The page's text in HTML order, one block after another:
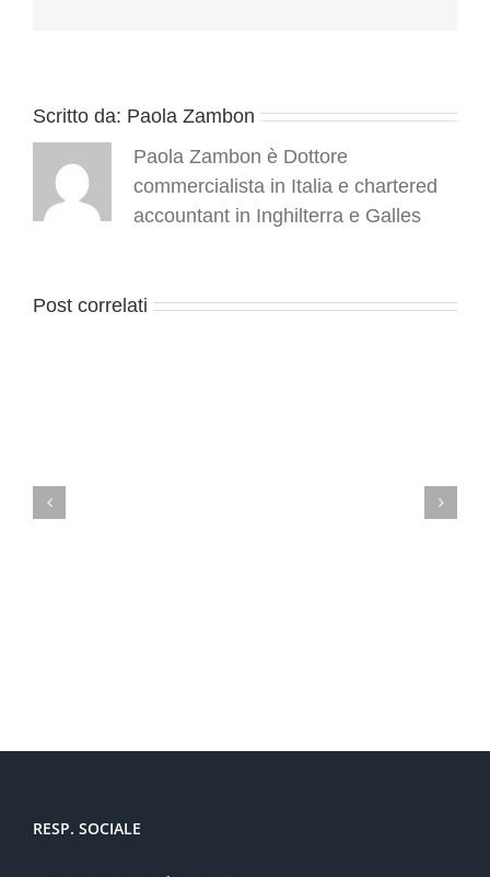
Scritto da: Paola Zambon
Paola Zambon è Dottore
commercialista in Italia e chartered
accountant in Inghilterra e Galles
Post correlati
RESP. SOCIALE